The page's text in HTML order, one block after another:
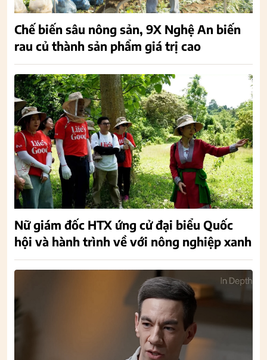
Chế biến sâu nông sản, 9X Nghệ An biến
rau củ thành sản phẩm giá trị cao
Nữ giám đốc HTX ứng cử đại biểu Quốc
hội và hành trình về với nông nghiệp xanh